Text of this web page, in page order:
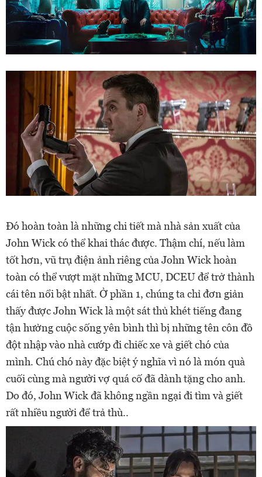
Đó hoàn toàn là những chi tiết mà nhà sản xuất của
John Wick có thể khai thác được. Thậm chí, nếu làm
tốt hơn, vũ trụ điện ảnh riêng của John Wick hoàn
toàn có thể vượt mặt những MCU, DCEU để trở thành
cái tên nổi bật nhất. Ở phần 1, chúng ta chỉ đơn giản
thấy được John Wick là một sát thủ khét tiếng đang
tận hưởng cuộc sống yên bình thì bị những tên côn đồ
đột nhập vào nhà cướp đi chiếc xe và giết chó của
mình. Chú chó này đặc biệt ý nghĩa vì nó là món quà
cuối cùng mà người vợ quá cố đã dành tặng cho anh.
Do đó, John Wick đã không ngần ngại đi tìm và giết
rất nhiều người để trả thù..